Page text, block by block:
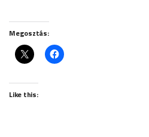
Megosztás:
Like this: